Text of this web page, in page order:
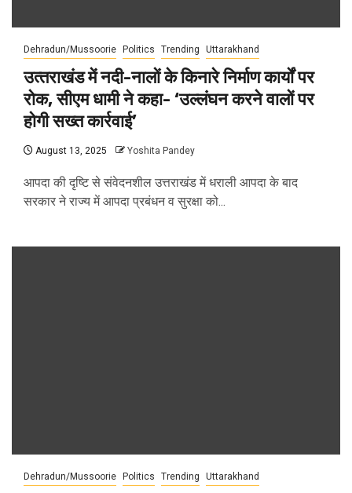
Dehradun/Mussoorie Politics Trending Uttarakhand
उत्‍तराखंड में नदी-नालों के किनारे निर्माण कार्यों पर
रोक, सीएम धामी ने कहा- ‘उल्लंघन करने वालों पर
होगी सख्त कार्रवाई’
August 13, 2025 Yoshita Pandey
आपदा की दृष्टि से संवेदनशील उत्तराखंड में धराली आपदा के बाद
सरकार ने राज्य में आपदा प्रबंधन व सुरक्षा को...
Dehradun/Mussoorie Politics Trending Uttarakhand